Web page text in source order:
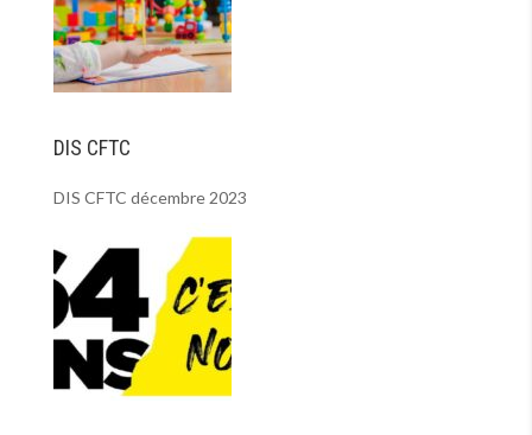
DIS CFTC
DIS CFTC décembre 2023